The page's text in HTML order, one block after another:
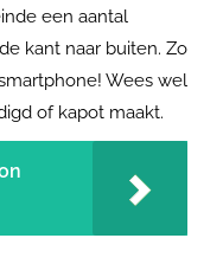
een aantal
kant naar buiten. Zo
Wees wel
of kapot maakt.